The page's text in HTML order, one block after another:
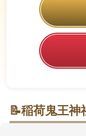
📝稲荷鬼王神